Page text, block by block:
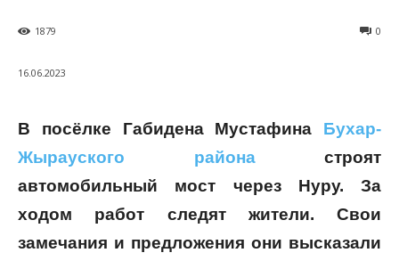
0
1879
16.06.2023
В посёлке Габидена Мустафина Бухар-
Жырауского районастроят
автомобильный мост через Нуру. За
ходом работ следят жители. Свои
замечания и предложения они высказали